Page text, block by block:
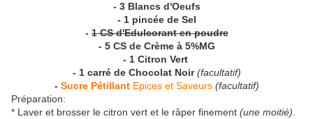
- 3 Blancs d'Oeufs
- 1 pincée de Sel
-1 CS d'Edulcorant en poudre
- 5 CS de Crème à 5%MG
- 1 Citron Vert
- 1 carré de Chocolat Noir (facultatif)
- Sucre Pétillant Epices et Saveurs (facultatif)
Préparation:
* Laver et brosser le citron vert et le râper finement (une moitié)